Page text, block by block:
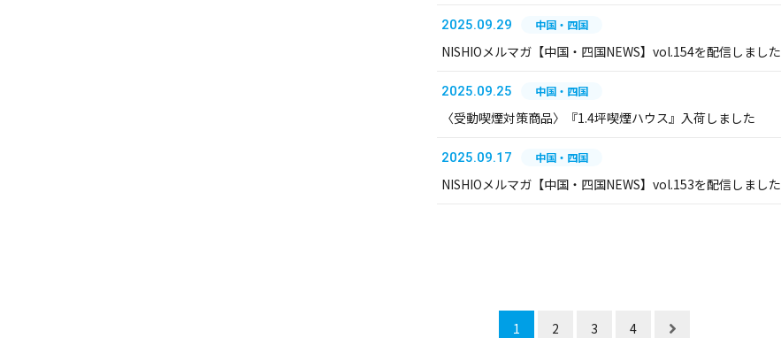
2025.09.29 中国・四国
NISHIOメルマガ【中国・四国NEWS】vol.154を配信しました
2025.09.25 中国・四国
〈受動喫煙対策商品〉『1.4坪喫煙ハウス』入荷しました
2025.09.17 中国・四国
NISHIOメルマガ【中国・四国NEWS】vol.153を配信しました
1 2 3 4